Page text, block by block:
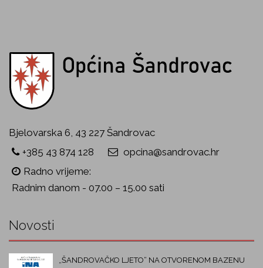
Bjelovarska 6, 43 227 Šandrovac
+385 43 874 128
opcina@sandrovac.hr
Radno vrijeme:
Radnim danom - 07.00 – 15.00 sati
Novosti
„ŠANDROVAČKO LJETO“ NA OTVORENOM BAZENU